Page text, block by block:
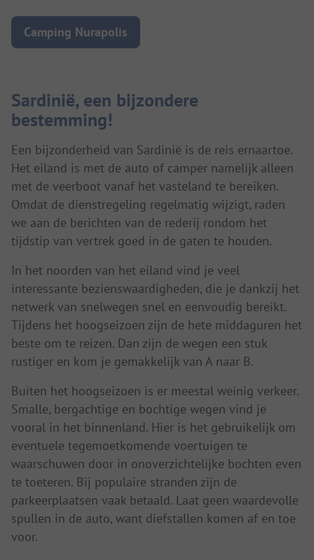
Camping Nurapolis
Sardinië, een bijzondere
bestemming!
Een bijzonderheid van Sardinië is de reis ernaartoe.
Het eiland is met de auto of camper namelijk alleen
met de veerboot vanaf het vasteland te bereiken.
Omdat de dienstregeling regelmatig wijzigt, raden
we aan de berichten van de rederij rondom het
tijdstip van vertrek goed in de gaten te houden.
In het noorden van het eiland vind je veel
interessante bezienswaardigheden, die je dankzij het
netwerk van snelwegen snel en eenvoudig bereikt.
Tijdens het hoogseizoen zijn de hete middaguren het
beste om te reizen. Dan zijn de wegen een stuk
rustiger en kom je gemakkelijk van A naar B.
Buiten het hoogseizoen is er meestal weinig verkeer.
Smalle, bergachtige en bochtige wegen vind je
vooral in het binnenland. Hier is het gebruikelijk om
eventuele tegemoetkomende voertuigen te
waarschuwen door in onoverzichtelijke bochten even
te toeteren. Bij populaire stranden zijn de
parkeerplaatsen vaak betaald. Laat geen waardevolle
spullen in de auto, want diefstallen komen af en toe
voor.